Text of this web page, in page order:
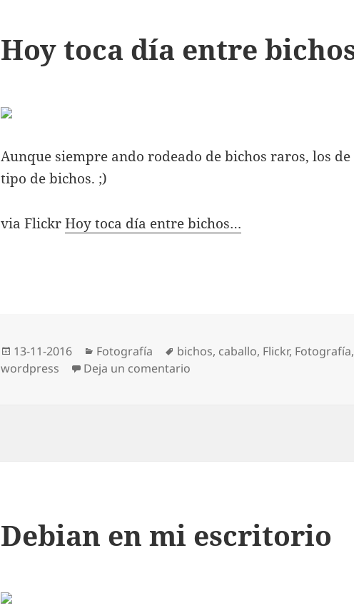
Hoy toca día entre
Aunque siempre ando rodeado de bichos raros, los
tipo de bichos. ;)
via FlickrHoy toca día entre bichos…
Publicado
el
13-11-2016 Categorías
Fotografía Etiquetas
bichos, caballo, Flickr, Fotografí­a
wordpress
Deja un comentario
Debian en mi escritorio